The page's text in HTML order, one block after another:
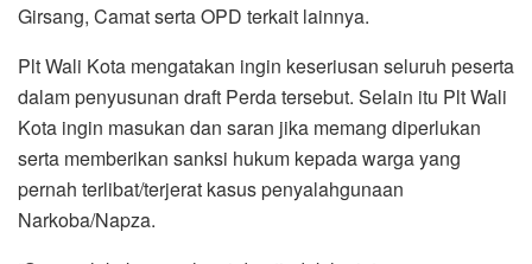
Girsang, Camat serta OPD terkait lainnya.
Plt Wali Kota mengatakan ingin keseriusan seluruh peserta
dalam penyusunan draft Perda tersebut. Selain itu Plt Wali
Kota ingin masukan dan saran jika memang diperlukan
serta memberikan sanksi hukum kepada warga yang
pernah terlibat/terjerat kasus penyalahgunaan
Narkoba/Napza.